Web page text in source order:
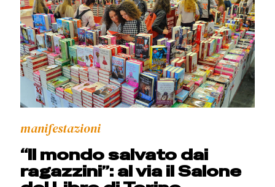
manifestazioni
“Il mondo salvato dai
ragazzini”: al via il Salone